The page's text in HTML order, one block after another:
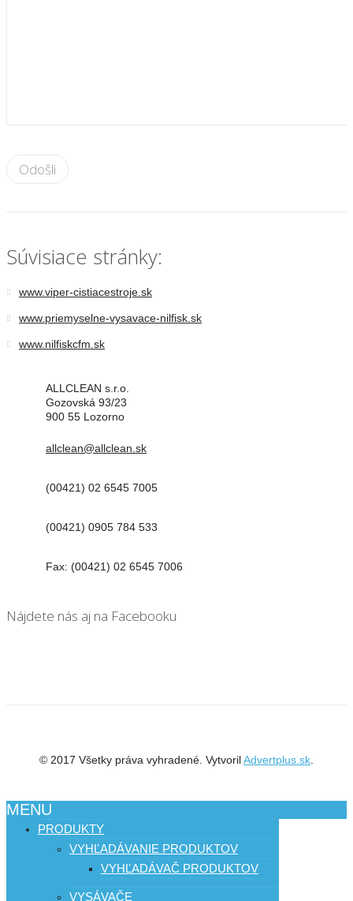
Súvisiace stránky:
www.viper-cistiacestroje.sk
www.priemyselne-vysavace-nilfisk.sk
www.nilfiskcfm.sk
ALLCLEAN s.r.o.
Gozovská 93/23
900 55 Lozorno
allclean@allclean.sk
(00421) 02 6545 7005
(00421) 0905 784 533
Fax: (00421) 02 6545 7006
Nájdete nás aj na Facebooku
© 2017 Všetky práva vyhradené. VytvorilAdvertplus.sk
MENU
PRODUKTY
VYHĽADÁVANIE PRODUKTOV
VYHĽADÁVAČ PRODUKTOV
VYSÁVAČE